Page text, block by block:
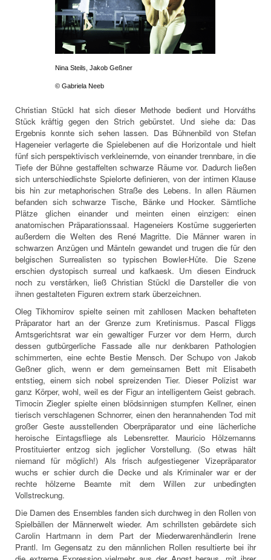
Nina Steils, Jakob Geßner
© Gabriela Neeb
Christian Stückl hat sich dieser Methode bedient und Horváths
Stück kräftig gegen den Strich gebürstet. Und siehe da: Das
Ergebnis konnte sich sehen lassen. Das Bühnenbild von Stefan
Hageneier verlagerte die Spielebenen auf die Horizontale und hielt
fünf sich perspektivisch verkleinernde, von einander trennbare, in die
Tiefe der Bühne gestaffelten schwarze Räume vor. Dadurch ließen
sich unterschiedlichste Spielorte definieren, von der intimen Klause
bis hin zur metaphorischen Straße des Lebens. In allen Räumen
befanden sich schwarze Tische, Bänke und Hocker. Sämtliche
Plätze glichen einander und meinten einen einzigen: einen
anatomischen Präparationssaal. Hageneiers Kostüme suggerierten
außerdem die Welten des René Magritte. Die Männer waren in
schwarzen Anzügen und Mänteln gewandet und trugen die für den
belgischen Surrealisten so typischen Bowler-Hüte. Die Szene
erschien dystopisch surreal und kafkaesk. Um diesen Eindruck
noch zu verstärken, ließ Christian Stückl die Darsteller die von
ihnen gestalteten Figuren extrem stark überzeichnen.
Oleg Tikhomirov spielte seinen mit zahllosen Macken behafteten
Präparator hart an der Grenze zum Kretinismus. Pascal Fliggs
Amtsgerichtsrat war ein gewaltiger Furzer vor dem Herrn, durch
dessen gutbürgerliche Fassade alle nur denkbaren Pathologien
schimmerten, eine echte Bestie Mensch. Der Schupo von Jakob
Geßner glich, wenn er dem gemeinsamen Bett mit Elisabeth
entstieg, einem sich nobel spreizenden Tier. Dieser Polizist war
ganz Körper, wohl, weil es der Figur an intelligentem Geist gebrach.
Timocin Ziegler spielte einen blödsinnigen stumpfen Kellner, einen
tierisch verschlagenen Schnorrer, einen den herannahenden Tod mit
großer Geste ausstellenden Oberpräparator und eine lächerliche
heroische Eintagsfliege als Lebensretter. Mauricio Hölzemanns
Prostituierter entzog sich jeglicher Vorstellung. (So etwas hält
niemand für möglich!) Als frisch aufgestiegener Vizepräparator
wuchs er schier durch die Decke und als Kriminaler war er der
rechte hölzerne Beamte mit dem Willen zur unbedingten
Vollstreckung.
Die Damen des Ensembles fanden sich durchweg in den Rollen von
Spielbällen der Männerwelt wieder. Am schrillsten gebärdete sich
Carolin Hartmann in dem Part der Miederwarenhändlerin Irene
Prantl. Im Gegensatz zu den männlichen Rollen resultierte bei ihr